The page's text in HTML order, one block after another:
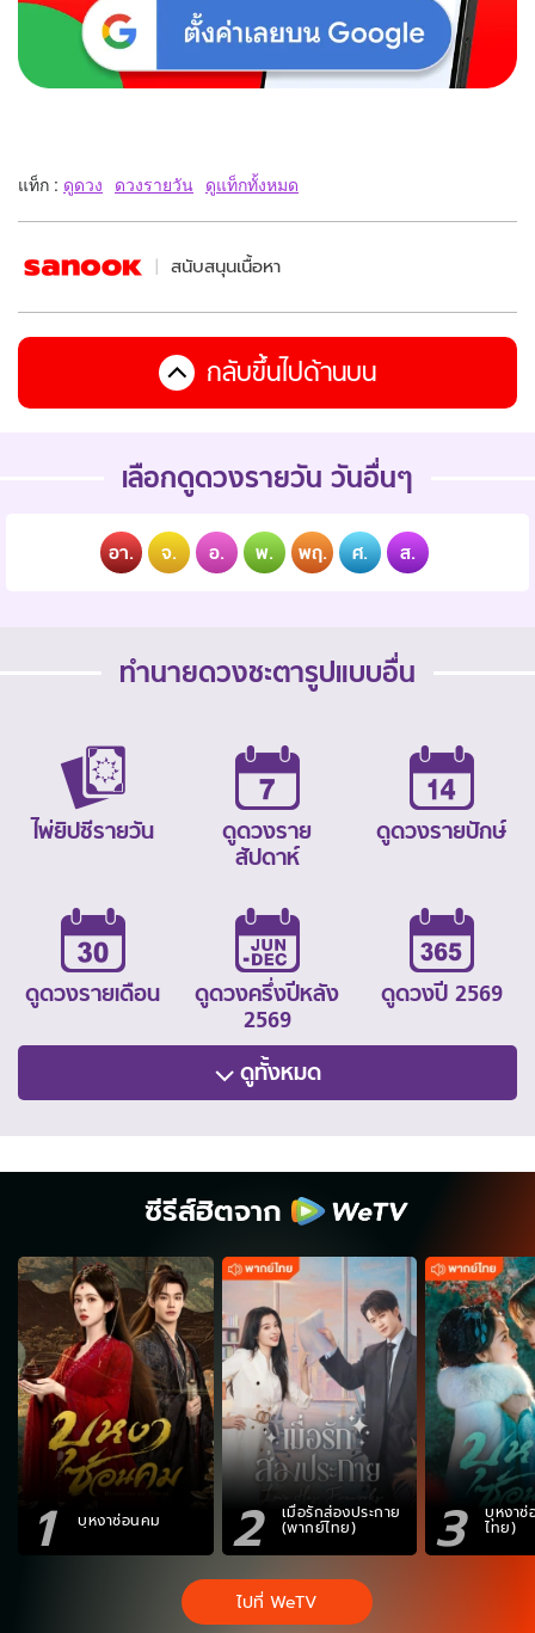
แท็ก : ดูดวง ดวงรายวัน ดูแท็กทั้งหมด
สนับสนุนเนื้อหา
กลับขึ้นไปด้านบน
เลือกดูดวงรายวัน วันอื่นๆ
อา. จ. อ. พ. พฤ. ศ. ส.
ทำนายดวงชะตารูปแบบอื่น
ไพ่ยิปซีรายวัน
ดูดวงราย
สัปดาห์
ดูดวงรายปักษ์
ดูดวงรายเดือน
ดูดวงครึ่งปีหลัง
2569
ดูดวงปี 2569
ดูทั้งหมด
ซีรีส์ฮิตจาก
1 บุหงาซ่อนคม 2 เมื่อรักส่องประกาย
(พากย์ไทย) 3 บุหงา
ไทย)
ไปที่ WeTV